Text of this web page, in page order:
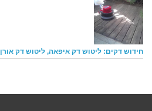
חידוש דקים: ליטוש דק איפאה, ליטוש דק אורן